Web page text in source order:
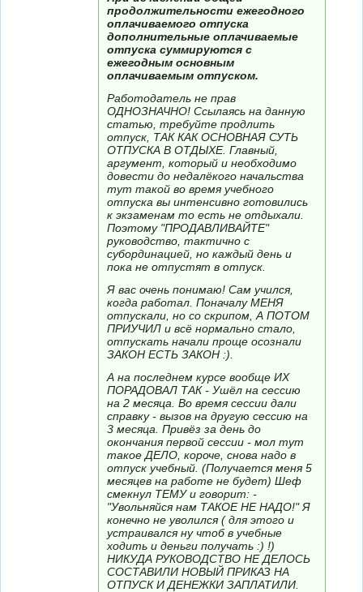
продолжительности ежегодного
оплачиваемого отпуска
дополнительные оплачиваемые
отпуска суммируются с
ежегодным основным
оплачиваемым отпуском.
Работодатель не прав
ОДНОЗНАЧНО! Ссылаясь на данную
статью, требуйте продлить
отпуск, ТАК КАК ОСНОВНАЯ СУТЬ
ОТПУСКА В ОТДЫХЕ. Главный,
аргумент, который и необходимо
довести до недалёкого начальства
тут такой во время учебного
отпуска вы интенсивно готовились
к экзаменам то есть не отдыхали.
Поэтому "ПРОДАВЛИВАЙТЕ"
руководство, тактично с
субординацией, но каждый день и
пока не отпустят в отпуск.
Я вас очень понимаю! Сам учился,
когда работал. Поначалу МЕНЯ
отпускали, но со скрипом, А ПОТОМ
ПРИУЧИЛ и всё нормально стало,
отпускать начали проще осознали
ЗАКОН ЕСТЬ ЗАКОН :).
А на последнем курсе вообще ИХ
ПОРАДОВАЛ ТАК - Ушёл на сессию
на 2 месяца. Во время сессии дали
справку - вызов на другую сессию на
3 месяца. Привёз за день до
окончания первой сессии - мол тут
такое ДЕЛО, короче, снова надо в
отпуск учебный. (Получается меня 5
месяцев на работе не будет) Шеф
смекнул ТЕМУ и говорит: -
"Увольняйся нам ТАКОЕ НЕ НАДО!" Я
конечно не уволился ( для этого и
устраивался ну чтоб в учебные
ходить и деньги получать :) !)
НИКУДА РУКОВОДСТВО НЕ ДЕЛОСЬ
СОСТАВИЛИ НОВЫЙ ПРИКАЗ НА
ОТПУСК И ДЕНЕЖКИ ЗАПЛАТИЛИ.